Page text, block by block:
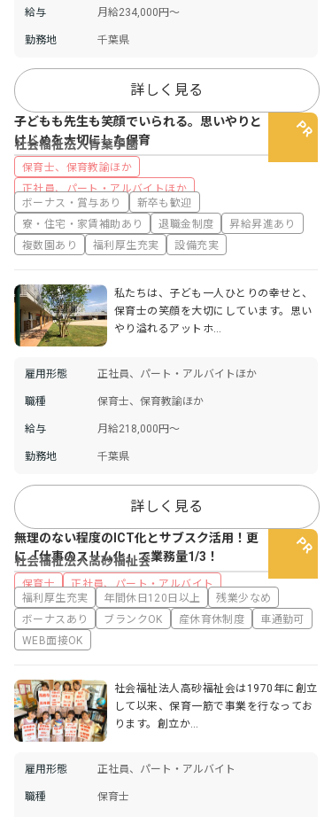
給与 月給234,000円〜
勤務地 千葉県
詳しく見る
社会福祉法人青葉学園
保育士、保育教諭ほか
正社員、パート・アルバイトほか
子どもも先生も笑顔でいられる。思いやりと
けじめを大切にした保育
ボーナス・賞与あり
新卒も歓迎
寮・住宅・家賃補助あり
退職金制度
昇給昇進あり
複数園あり
福利厚生充実 設備充実
私たちは、子ども一人ひとりの幸せと、
保育士の笑顔を大切にしています。思い
やり溢れるアットホ…
雇用形態 正社員、パート・アルバイトほか
職種 保育士、保育教諭ほか
給与 月給218,000円～
勤務地 千葉県
詳しく見る
社会福祉法人高砂福祉会
保育士 正社員、パート・アルバイト
無理のない程度のICT化とサブスク活用！更
に「仕事のスリム化」で業務量1/3！
福利厚生充実 年間休日120日以上
残業少なめ
ボーナスあり
ブランクOK 産休育休制度
車通勤可
WEB面接OK
社会福祉法人高砂福祉会は1970年に創立
して以来、保育一筋で事業を行なってお
ります。創立か…
雇用形態 正社員、パート・アルバイト
職種 保育士